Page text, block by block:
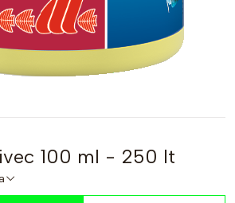
100 ml - 250 lt